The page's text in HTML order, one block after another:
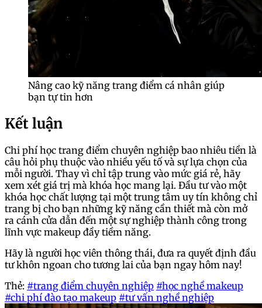
Nâng cao kỹ năng trang điểm cá nhân giúp
bạn tự tin hơn
Kết luận
Chi phí học trang điểm chuyên nghiệp bao nhiêu tiền là
câu hỏi phụ thuộc vào nhiều yếu tố và sự lựa chọn của
mỗi người. Thay vì chỉ tập trung vào mức giá rẻ, hãy
xem xét giá trị mà khóa học mang lại. Đầu tư vào một
khóa học chất lượng tại một trung tâm uy tín không chỉ
trang bị cho bạn những kỹ năng cần thiết mà còn mở
ra cánh cửa dẫn đến một sự nghiệp thành công trong
lĩnh vực makeup đầy tiềm năng.
Hãy là người học viên thông thái, đưa ra quyết định đầu
tư khôn ngoan cho tương lai của bạn ngay hôm nay!
Thẻ: #trang điểm chuyên nghiệp #học nghề makeup
#chi phí đào tạo makeup #tư vấn nghề nghiệp